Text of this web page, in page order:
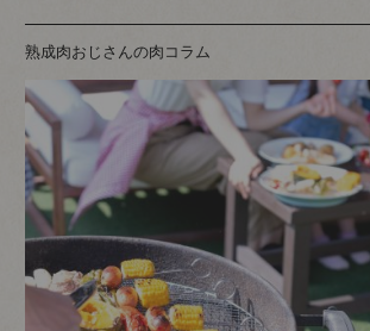
熟成肉おじさんの肉コラム